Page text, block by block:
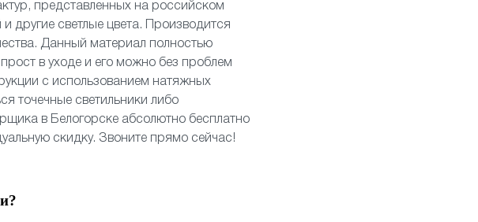
представленных на российском
другие светлые цвета. Производится
Данный материал полностью
в уходе и его можно без проблем
с использованием натяжных
точечные светильники либо
в Белогорске абсолютно бесплатно
скидку. Звоните прямо сейчас!